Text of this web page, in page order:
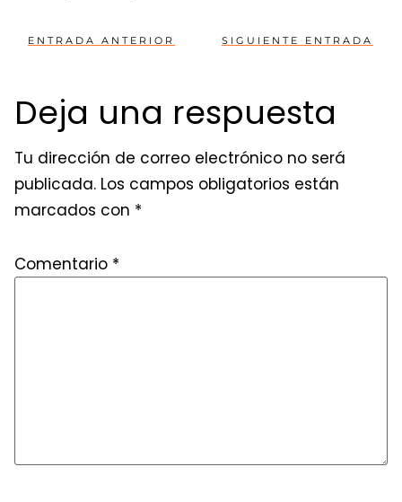
ENTRADA ANTERIOR SIGUIENTE ENTRADA
Deja una respuesta
Tu dirección de correo electrónico no será
publicada. Los campos obligatorios están
marcados con *
Comentario *